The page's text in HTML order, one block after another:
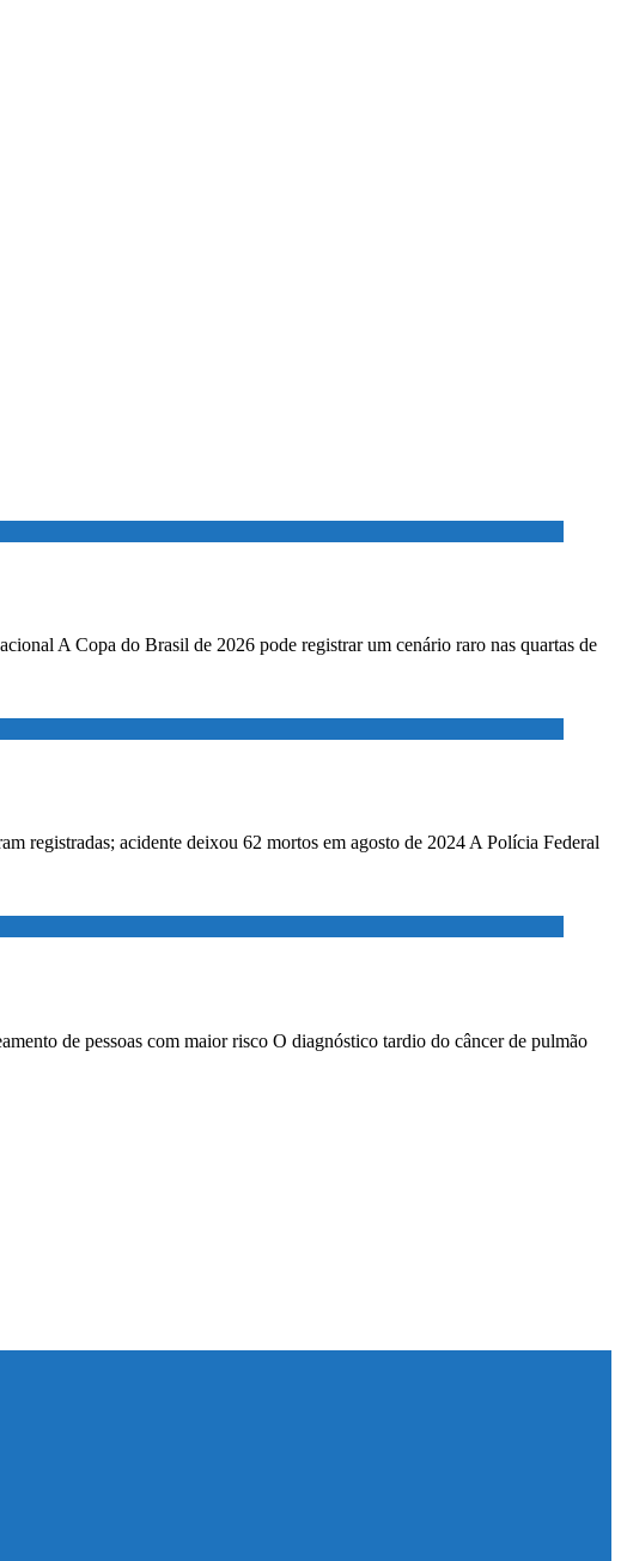
A Copa do Brasil de 2026 pode registrar um cenário raro nas quartas de
registradas; acidente deixou 62 mortos em agosto de 2024 A Polícia Federal
de pessoas com maior risco O diagnóstico tardio do câncer de pulmão